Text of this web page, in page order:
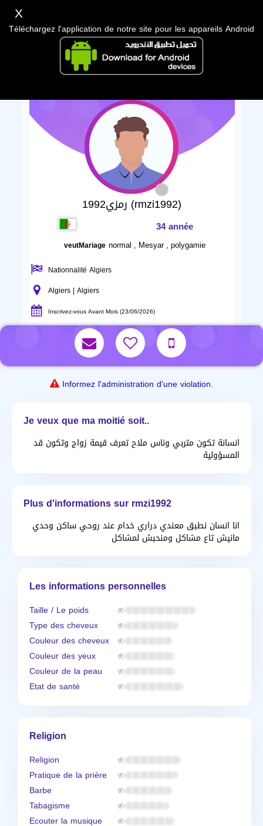
رمزي1992 (rmzi1992)
34 année
veutMariage normal , Mesyar , polygamie
Nationnalité Algiers
Algiers | Algiers
Inscrivez-vous Avant Mois (23/06/2026)
Informez l'administration d'une violation.
Je veux que ma moitié soit..
انسانة تكون متربي وناس ملاح تعرف قيمة زواج وتكون قد
المسؤولية
Plus d'informations sur rmzi1992
انا انسان نطبق معندي دراري خدام عند روحي ساكن وحدي
مانيش تاع مشاكل ومنحبش لمشاكل
Les informations personnelles
Taille / Le poids
Type des cheveux
Couleur des cheveux
Couleur des yeux
Couleur de la peau
Etat de santé
Religion
Religion
Pratique de la prière
Barbe
Tabagisme
Ecouter la musique
X
Téléchargez l'application de notre site pour les appareils Android